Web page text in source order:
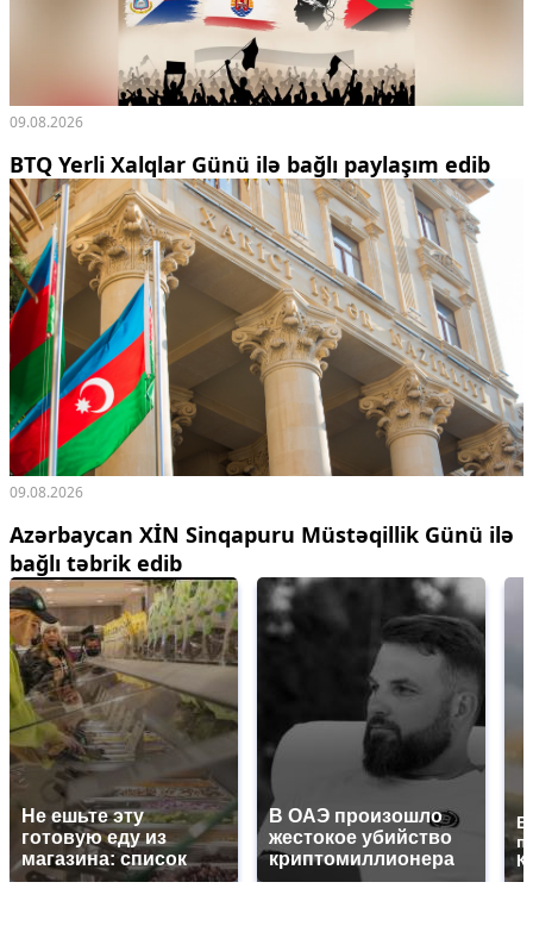
09.08.2026
BTQ Yerli Xalqlar Günü ilə bağlı paylaşım edib
09.08.2026
Azərbaycan XİN Sinqapuru Müstəqillik Günü ilə
bağlı təbrik edib
Не ешьте эту
готовую еду из
магазина: список
В ОАЭ произошло
жестокое убийство
криптомиллионера